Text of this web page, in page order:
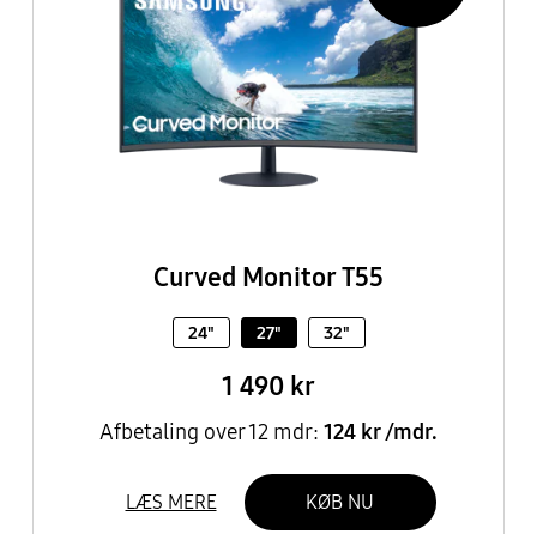
Curved Monitor T55
24" 27" 32"
1 490 kr
Afbetaling over 12 mdr: 124 kr /mdr.
LÆS MERE KØB NU